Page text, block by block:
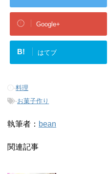
Google+
B! はてブ
-料理
-お菓子作り
執筆者： bean
関連記事